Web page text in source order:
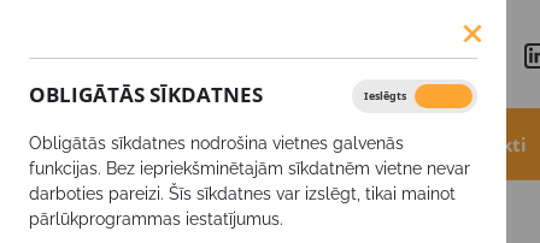
Aktualitātes Akcijas Produkti
Produkti Etefone™
OBLIGĀTĀS SĪKDATNES Ieslēgts
Obligātās sīkdatnes nodrošina vietnes galvenās
funkcijas. Bez iepriekšminētajām sīkdatnēm vietne nevar
darboties pareizi. Šīs sīkdatnes var izslēgt, tikai mainot
pārlūkprogrammas iestatījumus.